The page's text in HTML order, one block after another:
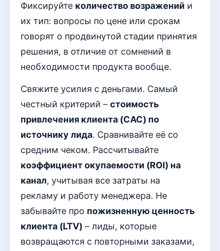
Фиксируйте количество возражений и
их тип: вопросы по цене или срокам
говорят о продвинутой стадии принятия
решения, в отличие от сомнений в
необходимости продукта вообще.
Свяжите усилия с деньгами. Самый
честный критерий – стоимость
привлечения клиента (CAC) по
источнику лида. Сравнивайте её со
средним чеком. Рассчитывайте
коэффициент окупаемости (ROI) на
канал, учитывая все затраты на
рекламу и работу менеджера. Не
забывайте про пожизненную ценность
клиента (LTV) – лиды, которые
возвращаются с повторными заказами,